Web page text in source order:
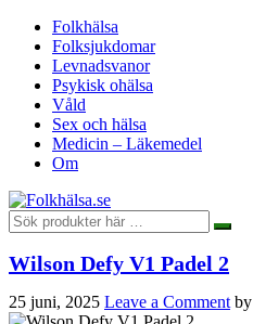
Folkhälsa
Folksjukdomar
Levnadsvanor
Psykisk ohälsa
Våld
Sex och hälsa
Medicin – Läkemedel
Om
Wilson Defy V1 Padel 2
25 juni, 2025 Leave a Comment by